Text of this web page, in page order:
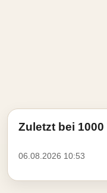
Zuletzt bei
06.08.2026 10:53